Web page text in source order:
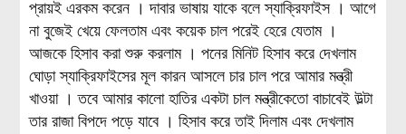
প্রায়ই এরকম করেন । দাবার ভাষায় যাকে বলে স্যাক্রিফাইস । আগে
না বুজেই খেয়ে ফেলতাম এবং কয়েক চাল পরেই হেরে যেতাম ।
আজকে হিসাব করা শুরু করলাম । পনের মিনিট হিসাব করে দেখলাম
ঘোড়া স্যাক্রিফাইসের মূল কারন আসলে চার চাল পরে আমার মন্ত্রী
খাওয়া । তবে আমার কালো হাতির একটা চাল মন্ত্রীকেতো বাচাবেই উল্টা
তার রাজা বিপদে পড়ে যাবে । হিসাব করে তাই দিলাম এবং দেখলাম